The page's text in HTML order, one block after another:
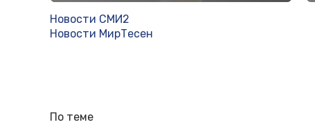
Новости СМИ2
Новости МирТесен
По теме